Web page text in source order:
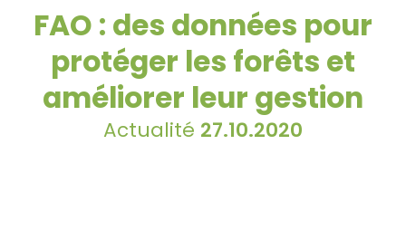
FAO : des données pour
protéger les forêts et
améliorer leur gestion
Actualité 27.10.2020